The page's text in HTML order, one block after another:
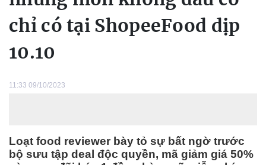
chỉ có tại ShopeeFood dịp
10.10
11:33 09/10/2023
Loạt food reviewer bày tỏ sự bất ngờ trước
bộ sưu tập deal độc quyền, mã giảm giá 50%